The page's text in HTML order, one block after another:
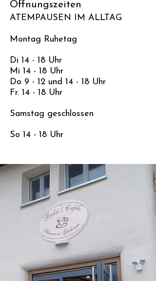
Öffnungszeiten
ATEMPAUSEN IM ALLTAG
Montag Ruhetag
Di 14 - 18 Uhr
Mi 14 - 18 Uhr
Do 9 - 12 und 14 - 18 Uhr
Fr. 14 - 18 Uhr
Samstag geschlossen
So 14 - 18 Uhr